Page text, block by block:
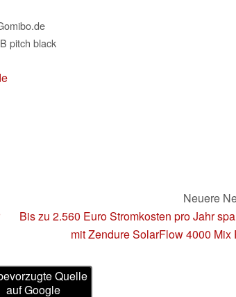
pitch black
Neuere
Bis zu 2.560 Euro Stromkosten pro Jahr
mit Zendure SolarFlow 4000 Mix
Quelle
auf Google